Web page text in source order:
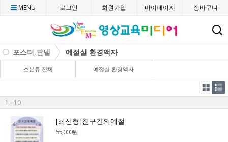
CMENU 로그인 회원가입 마이페이지 장바구니
포스터,판넬 예절실 환경액자
소분류 전체 예절실 환경액자
1 - 10
[최신형]친구간의예절
55,000원